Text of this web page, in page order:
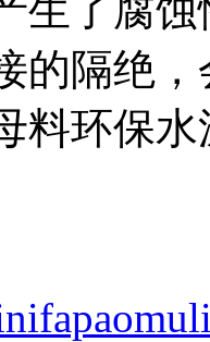
生了腐
的隔绝
料环保